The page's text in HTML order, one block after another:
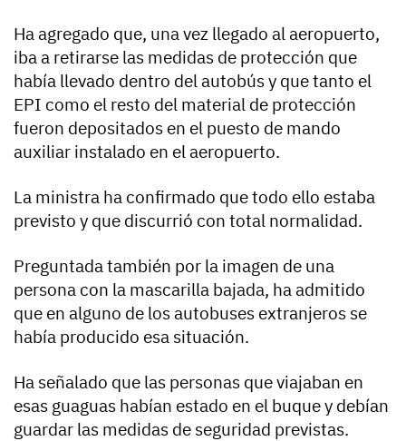
Ha agregado que, una vez llegado al aeropuerto,
iba a retirarse las medidas de protección que
había llevado dentro del autobús y que tanto el
EPI como el resto del material de protección
fueron depositados en el puesto de mando
auxiliar instalado en el aeropuerto.
La ministra ha confirmado que todo ello estaba
previsto y que discurrió con total normalidad.
Preguntada también por la imagen de una
persona con la mascarilla bajada, ha admitido
que en alguno de los autobuses extranjeros se
había producido esa situación.
Ha señalado que las personas que viajaban en
esas guaguas habían estado en el buque y debían
guardar las medidas de seguridad previstas.